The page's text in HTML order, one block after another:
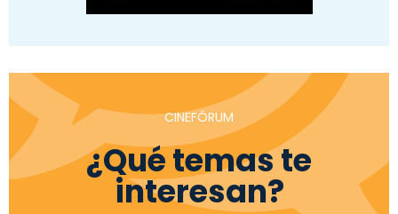
CINEFÓRUM
¿Qué temas te
interesan?